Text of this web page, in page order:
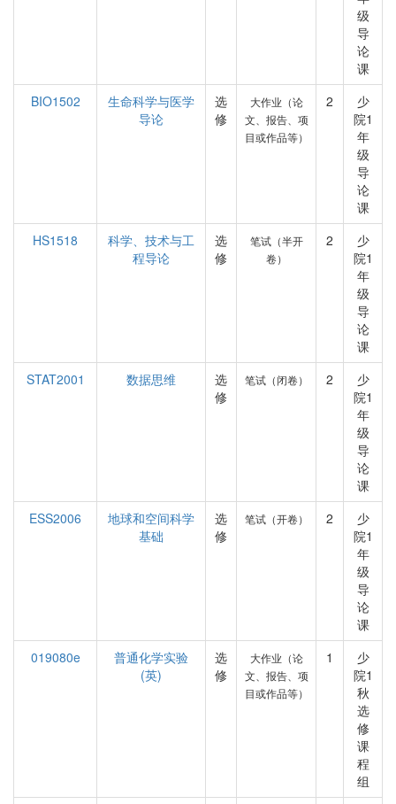
级
导
论
课
BIO1502
生命科学与医学
导论
选
修
大作业（论
文、报告、项
目或作品等）
2
少
院1
年
级
导
论
课
HS1518
科学、技术与工
程导论
选
修
笔试（半开
卷）
2
少
院1
年
级
导
论
课
STAT2001
数据思维
选
修
笔试（闭卷） 2
少
院1
年
级
导
论
课
ESS2006
地球和空间科学
基础
选
修
笔试（开卷） 2
少
院1
年
级
导
论
课
019080e
普通化学实验
(英)
选
修
大作业（论
文、报告、项
目或作品等）
1
少
院1
秋
选
修
课
程
组